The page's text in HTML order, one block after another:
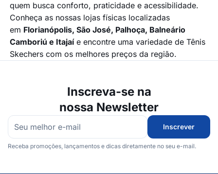
quem busca conforto, praticidade e acessibilidade.
Conheça as nossas lojas físicas localizadas
em Florianópolis, São José, Palhoça, Balneário
Camboriú e Itajaíe encontre uma variedade de Tênis
Skechers com os melhores preços da região.
Inscreva-se na
nossa Newsletter
Inscrever
Receba promoções, lançamentos e dicas diretamente no seu e-mail.